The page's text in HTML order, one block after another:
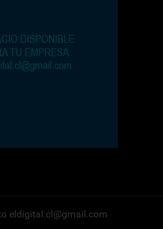
eldigital.cl@gmail.com